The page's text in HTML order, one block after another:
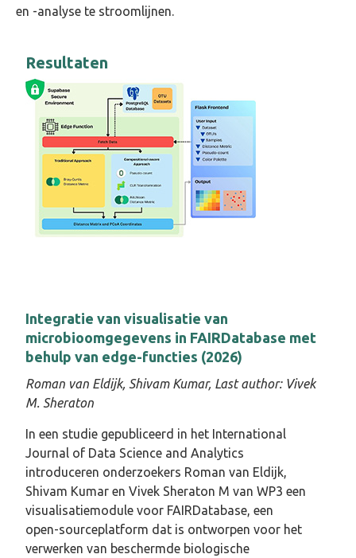
en -analyse te stroomlijnen.
Resultaten
Integratie van visualisatie van
microbioomgegevens in FAIRDatabase met
behulp van edge-functies (2026)
Roman van Eldijk, Shivam Kumar, Last author: Vivek
M. Sheraton
In een studie gepubliceerd in het International
Journal of Data Science and Analytics
introduceren onderzoekers Roman van Eldijk,
Shivam Kumar en Vivek Sheraton M van WP3 een
visualisatiemodule voor FAIRDatabase, een
open-sourceplatform dat is ontworpen voor het
verwerken van beschermde biologische